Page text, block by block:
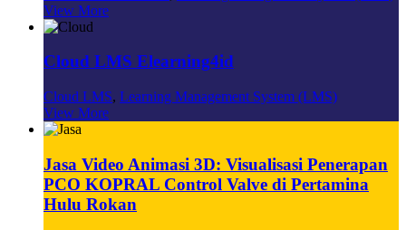
View More
Cloud LMS Elearning4id
Cloud LMS, Learning Management System (LMS)
View More
Jasa Video Animasi 3D: Visualisasi Penerapan
PCO KOPRAL Control Valve di Pertamina
Hulu Rokan